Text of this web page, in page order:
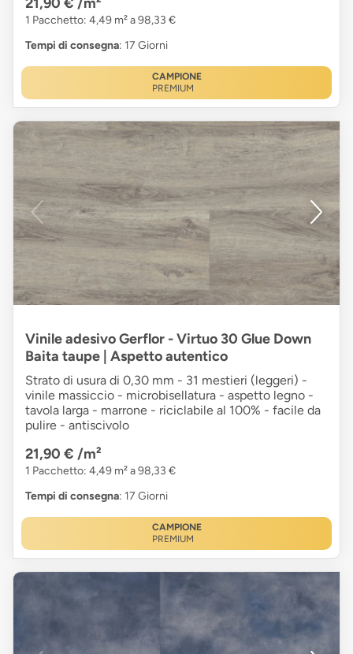
1 Pacchetto: 4,49 m² a 98,33 €
Tempi di consegna: 17 Giorni
CAMPIONE
PREMIUM
Vinile adesivo Gerflor - Virtuo 30 Glue Down
Baita taupe | Aspetto autentico
Strato di usura di 0,30 mm - 31 mestieri (leggeri) -
vinile massiccio - microbisellatura - aspetto legno -
tavola larga - marrone - riciclabile al 100% - facile da
pulire - antiscivolo
21,90 € /m²
1 Pacchetto: 4,49 m² a 98,33 €
Tempi di consegna: 17 Giorni
CAMPIONE
PREMIUM